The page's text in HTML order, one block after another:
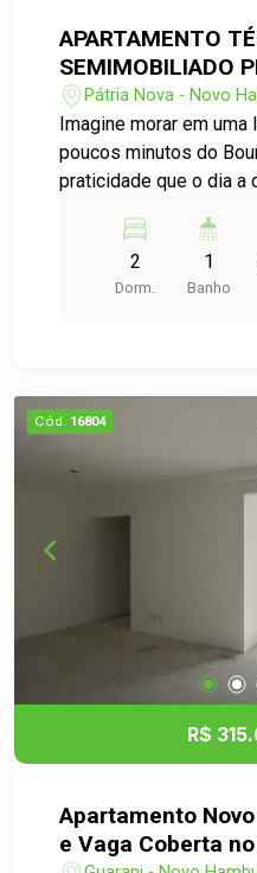
APARTAMENTO
SEMIMOBILIADO
BOURBON EM
Pátria Nova - Novo
Imagine morar em
poucos minutos do
praticidade que o dia a
oferece 2 dormitórios,
bem distribuídos,
cada detalhe. Semimobiliado e pronto para morar,
para sua família viver
iluminação natural e a
tornam o apartamento
condomínio oferece
estrutura pensada
vida e segurança. Uma
quem busca
excelente localização
Agende sua visita e
2
Dorm.
1
Banho
Cód. 16804
R$
Apartamento
e Vaga Coberta